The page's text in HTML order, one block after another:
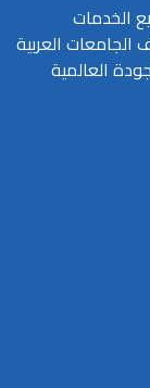
الخدمات
الجامعات العربية
العالمية